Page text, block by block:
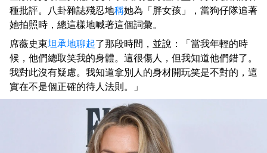
種批評。八卦雜誌殘忍地稱她為「胖女孩」，當狗仔隊追著
她拍照時，總這樣地喊著這個詞彙。
席薇史東坦承地聊起了那段時間，並說：「當我年輕的時
候，他們總取笑我的身體。這很傷人，但我知道他們錯了。
我對此沒有疑慮。我知道拿別人的身材開玩笑是不對的，這
實在不是個正確的待人法則。」